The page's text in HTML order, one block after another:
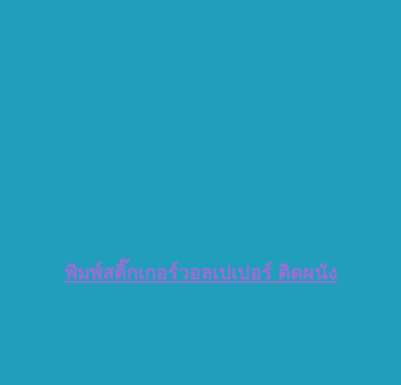
พิมพ์สติ๊กเกอร์วอลเปเปอร์ ติดผนัง